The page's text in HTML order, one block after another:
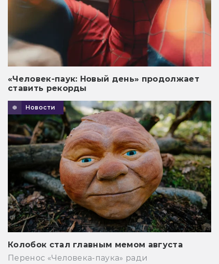
«Человек-паук: Новый день» продолжает
ставить рекорды
Новости
Колобок стал главным мемом августа
Перенос «Человека-паука» ради